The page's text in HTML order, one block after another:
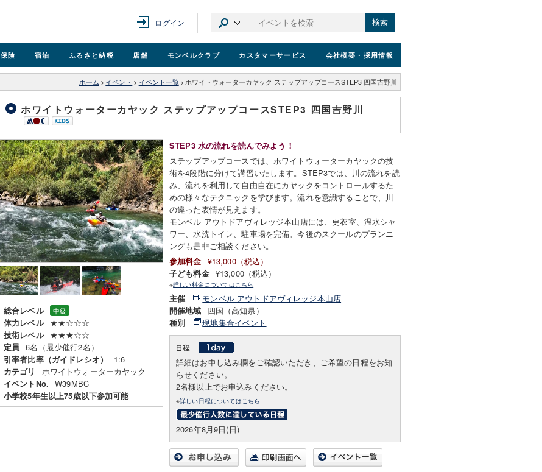
ログイン 検索
保険 宿泊 ふるさと納税 店舗 モンベルクラブ カスタマーサービス 会社概要 ・採用情報
ホーム > イベント > イベント一覧 > ホワイトウォーターカヤック ステップアップコースSTEP3 四国吉野川
ホワイトウォーターカヤック ステップアップコースSTEP3 四国吉野川
総合レベル 中級
体力レベル ★★☆☆☆
技術レベル ★★★☆☆
定員 6名（最少催行2名）
引率者比率（ガイドレシオ） 1:6
カテゴリ ホワイトウォーターカヤック
イベントNo. W39MBC
小学校5年生以上75歳以下参加可能
STEP3 水の流れを読んでみよう！
ステップアップコースでは、ホワイトウォーターカヤックの技
術を4段階に分けて講習いたします。STEP3では、川の流れを読
み、流れを利用して自由自在にカヤックをコントロールするた
めの様々なテクニックを学びます。流れを意識することで、川
の違った表情が見えます。
モンベル アウトドアヴィレッジ本山店には、更衣室、温水シャ
ワー、水洗トイレ、駐車場を完備。今後のスクールのプランニ
ングも是非ご相談ください。
参加料金 ¥13,000（税込）
子ども料金 ¥13,000（税込）
※詳しい料金についてはこちら
主催 モンベル アウトドアヴィレッジ本山店
開催地域 四国（高知県）
種別 現地集合イベント
詳細はお申し込み欄をご確認いただき、ご希望の日程をお知
らせください。
2名様以上でお申込みください。
※詳しい日程についてはこちら
2026年8月9日(日)